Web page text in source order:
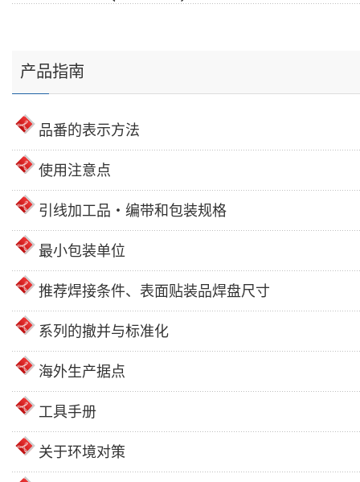
产品指南
品番的表示方法
使用注意点
引线加工品・编带和包装规格
最小包装单位
推荐焊接条件、表面贴装品焊盘尺寸
系列的撤并与标准化
海外生产据点
工具手册
关于环境对策